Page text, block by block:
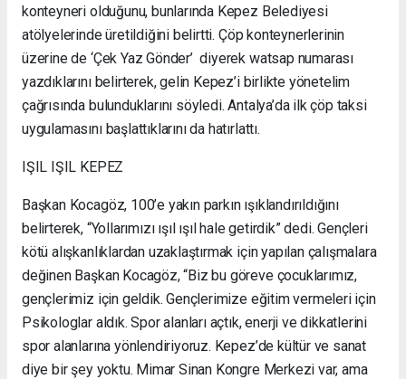
konteyneri olduğunu, bunlarında Kepez Belediyesi
atölyelerinde üretildiğini belirtti. Çöp konteynerlerinin
üzerine de ‘Çek Yaz Gönder’ diyerek watsap numarası
yazdıklarını belirterek, gelin Kepez’i birlikte yönetelim
çağrısında bulunduklarını söyledi. Antalya’da ilk çöp taksi
uygulamasını başlattıklarını da hatırlattı.
IŞIL IŞIL KEPEZ
Başkan Kocagöz, 100’e yakın parkın ışıklandırıldığını
belirterek, “Yollarımızı ışıl ışıl hale getirdik” dedi. Gençleri
kötü alışkanlıklardan uzaklaştırmak için yapılan çalışmalara
değinen Başkan Kocagöz, “Biz bu göreve çocuklarımız,
gençlerimiz için geldik. Gençlerimize eğitim vermeleri için
Psikologlar aldık. Spor alanları açtık, enerji ve dikkatlerini
spor alanlarına yönlendiriyoruz. Kepez’de kültür ve sanat
diye bir şey yoktu. Mimar Sinan Kongre Merkezi var, ama